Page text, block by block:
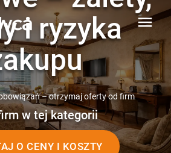
menu
i ryzyka
– otrzymaj oferty od firm
w tej kategorii
O CENY I KOSZTY